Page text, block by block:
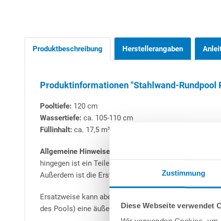
Zustimmung
Diese Webseite verwendet
Produktbeschreibung Herstellerangaben
Produktinformationen "Stahlwand-Rundpool
Pooltiefe: 120 cm
Wassertiefe: ca. 105-110 cm
Füllinhalt: ca. 17,5 m³
Allgemeine Hinweise zu Stahlwand-Rundbecken:
Alle
hingegen ist ein Teileinbau (mind. 50 cm) zwingend
Außerdem ist die Erstellung einer Beton-Bodenplatte -
Ersatzweise kann aber auch das patentierte
des Pools) eine äußerst zeitsparende Alternative zum